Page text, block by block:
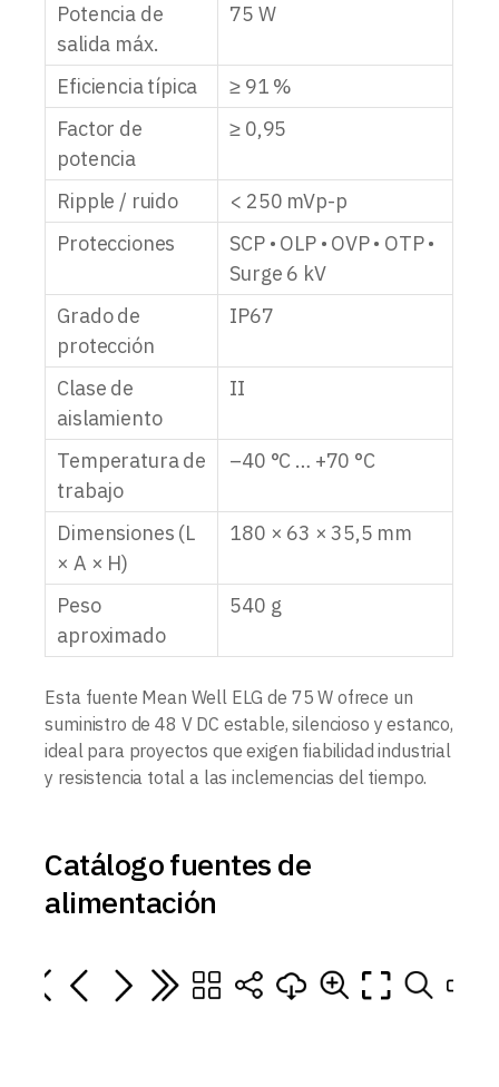
Potencia de
salida máx.
75 W
Eficiencia típica
≥ 91 %
Factor de
potencia
≥ 0,95
Ripple / ruido
< 250 mVp-p
Protecciones
SCP • OLP • OVP • OTP •
Surge 6 kV
Grado de
protección
IP67
Clase de
aislamiento
II
Temperatura de
trabajo
–40 °C … +70 °C
Dimensiones (L
× A × H)
180 × 63 × 35,5 mm
Peso
aproximado
540 g
Esta fuente Mean Well ELG de 75 W ofrece un
suministro de 48 V DC estable, silencioso y estanco,
ideal para proyectos que exigen fiabilidad industrial
y resistencia total a las inclemencias del tiempo.
Catálogo fuentes de
alimentación